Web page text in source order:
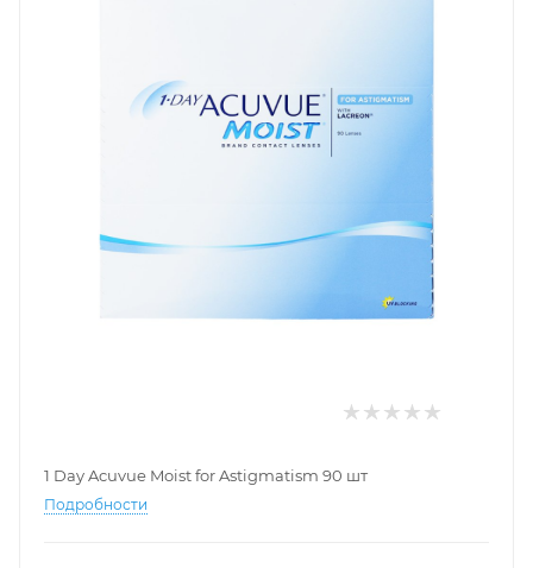
1 Day Acuvue Moist for Astigmatism 90 шт
Подробности